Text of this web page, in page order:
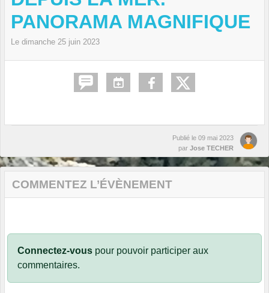
PANORAMA MAGNIFIQUE
Le dimanche 25 juin 2023
Publié le 09 mai 2023
par Jose TECHER
COMMENTEZ L’ÉVÈNEMENT
Connectez-vous pour pouvoir participer aux
commentaires.